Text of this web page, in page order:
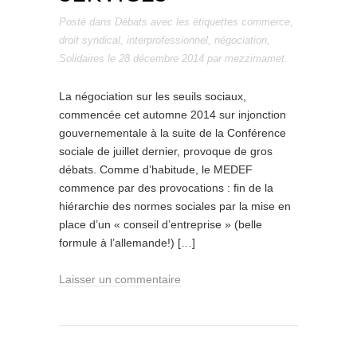
Posté dans Débats avec les étiquettes commerce,
droit syndical, interprofessionnel, négociation,
Solidaires le 28 décembre 2014 par mezzimamet.
La négociation sur les seuils sociaux,
commencée cet automne 2014 sur injonction
gouvernementale à la suite de la Conférence
sociale de juillet dernier, provoque de gros
débats. Comme d’habitude, le MEDEF
commence par des provocations : fin de la
hiérarchie des normes sociales par la mise en
place d’un « conseil d’entreprise » (belle
formule à l’allemande!) […]
Laisser un commentaire